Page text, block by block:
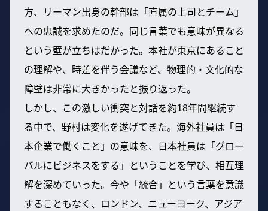
方、リーマン出身の幹部は「直属の上司とチーム」
への忠誠を求めたのだ。同じ言葉でも意味が異なる
という壁が立ちはだかった。本社が東京にあること
の理解や、時差を伴う会議など、物理的・文化的な
障壁は非常に大きかったと振り返った。
しかし、この激しい衝突と対話を約18年間継続す
る中で、野村は変化を遂げてきた。海外社員は「日
本企業で働くこと」の意味を、日本社員は「グロー
バルにビジネスをする」ということを学び、相互理
解を深めていった。今や「統合」という言葉を意識
することもなく、ロンドン、ニューヨーク、アジア